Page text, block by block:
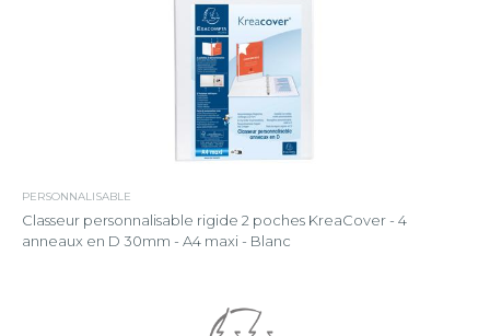
PERSONNALISABLE
Classeur personnalisable rigide 2 poches KreaCover - 4
anneaux en D 30mm - A4 maxi - Blanc